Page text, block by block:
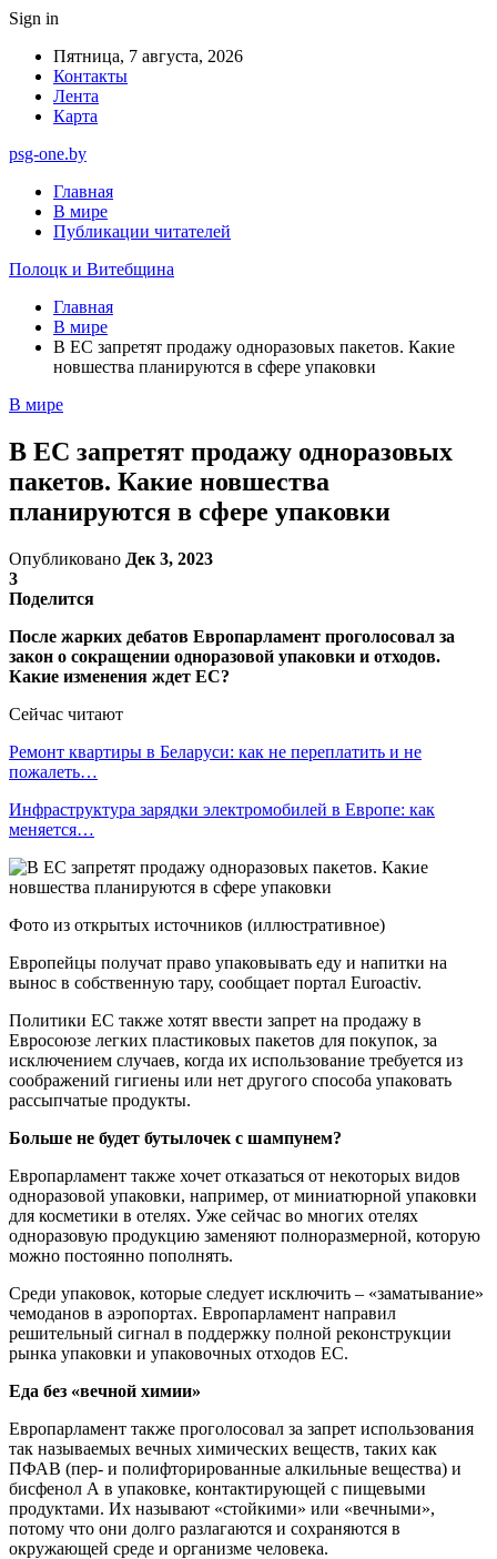
Sign in
Пятница, 7 августа, 2026
Контакты
Лента
Карта
psg-one.by
Главная
В мире
Публикации читателей
Полоцк и Витебщина
Главная
В мире
В ЕС запретят продажу одноразовых пакетов. Какие
новшества планируются в сфере упаковки
В мире
В ЕС запретят продажу одноразовых
пакетов. Какие новшества
планируются в сфере упаковки
Опубликовано Дек 3, 2023
3
Поделится
После жарких дебатов Европарламент проголосовал за
закон о сокращении одноразовой упаковки и отходов.
Какие изменения ждет ЕС?
Сейчас читают
Ремонт квартиры в Беларуси: как не переплатить и не
пожалеть…
Инфраструктура зарядки электромобилей в Европе: как
меняется…
Фото из открытых источников (иллюстративное)
Европейцы получат право упаковывать еду и напитки на
вынос в собственную тару, сообщает портал Euroactiv.
Политики ЕС также хотят ввести запрет на продажу в
Евросоюзе легких пластиковых пакетов для покупок, за
исключением случаев, когда их использование требуется из
соображений гигиены или нет другого способа упаковать
рассыпчатые продукты.
Больше не будет бутылочек с шампунем?
Европарламент также хочет отказаться от некоторых видов
одноразовой упаковки, например, от миниатюрной упаковки
для косметики в отелях. Уже сейчас во многих отелях
одноразовую продукцию заменяют полноразмерной, которую
можно постоянно пополнять.
Среди упаковок, которые следует исключить – «заматывание»
чемоданов в аэропортах. Европарламент направил
решительный сигнал в поддержку полной реконструкции
рынка упаковки и упаковочных отходов ЕС.
Еда без «вечной химии»
Европарламент также проголосовал за запрет использования
так называемых вечных химических веществ, таких как
ПФАВ (пер- и полифторированные алкильные вещества) и
бисфенол А в упаковке, контактирующей с пищевыми
продуктами. Их называют «стойкими» или «вечными»,
потому что они долго разлагаются и сохраняются в
окружающей среде и организме человека.